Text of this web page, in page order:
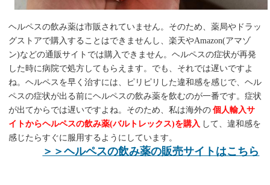
ヘルペスの飲み薬は市販されていません。そのため、薬局やドラッ
グストアで購入することはできませんし、楽天やAmazon(アマゾ
ン)などの通販サイトでは購入できません。ヘルペスの症状が再発
した時に病院で処方してもらえます。でも、それでは遅いですよ
ね。ヘルペスを早く治すには、ピリピリした違和感を感じで、ヘル
ペスの症状が出る前にヘルペスの飲み薬を飲むのが一番です。症状
が出てからでは遅いですよね。そのため、私は海外の個人輸入サ
イトからヘルペスの飲み薬(バルトレックス)を購入 して、違和感を
感じたらすぐに服用するようにしています。
＞＞ヘルペスの飲み薬の販売サイトはこちら